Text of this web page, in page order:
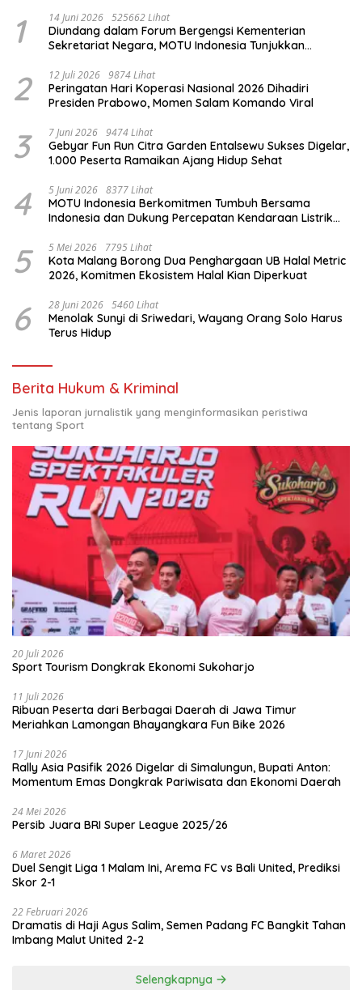
1 14 Juni 2026 525662 Lihat
Diundang dalam Forum Bergengsi Kementerian
Sekretariat Negara, MOTU Indonesia Tunjukkan
2 12 Juli 2026 9874 Lihat
Peringatan Hari Koperasi Nasional 2026 Dihadiri
Presiden Prabowo, Momen Salam Komando Viral
3 7 Juni 2026 9474 Lihat
Gebyar Fun Run Citra Garden Entalsewu Sukses Digelar,
1.000 Peserta Ramaikan Ajang Hidup Sehat
4 5 Juni 2026 8377 Lihat
MOTU Indonesia Berkomitmen Tumbuh Bersama
Indonesia dan Dukung Percepatan Kendaraan Listrik
5 5 Mei 2026 7795 Lihat
Kota Malang Borong Dua Penghargaan UB Halal Metric
2026, Komitmen Ekosistem Halal Kian Diperkuat
6 28 Juni 2026 5460 Lihat
Menolak Sunyi di Sriwedari, Wayang Orang Solo Harus
Terus Hidup
Berita Hukum & Kriminal
Jenis laporan jurnalistik yang menginformasikan peristiwa
tentang Sport
20 Juli 2026
Sport Tourism Dongkrak Ekonomi Sukoharjo
11 Juli 2026
Ribuan Peserta dari Berbagai Daerah di Jawa Timur
Meriahkan Lamongan Bhayangkara Fun Bike 2026
17 Juni 2026
Rally Asia Pasifik 2026 Digelar di Simalungun, Bupati Anton:
Momentum Emas Dongkrak Pariwisata dan Ekonomi Daerah
24 Mei 2026
Persib Juara BRI Super League 2025/26
6 Maret 2026
Duel Sengit Liga 1 Malam Ini, Arema FC vs Bali United, Prediksi
Skor 2-1
22 Februari 2026
Dramatis di Haji Agus Salim, Semen Padang FC Bangkit Tahan
Imbang Malut United 2-2
Selengkapnya